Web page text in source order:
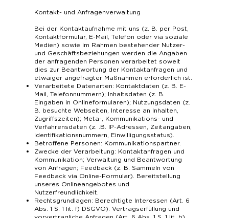
Kontakt- und Anfragenverwaltung
Bei der Kontaktaufnahme mit uns (z. B. per Post,
Kontaktformular, E-Mail, Telefon oder via soziale
Medien) sowie im Rahmen bestehender Nutzer-
und Geschäftsbeziehungen werden die Angaben
der anfragenden Personen verarbeitet soweit
dies zur Beantwortung der Kontaktanfragen und
etwaiger angefragter Maßnahmen erforderlich ist.
Verarbeitete Datenarten: Kontaktdaten (z. B. E-
Mail, Telefonnummern); Inhaltsdaten (z. B.
Eingaben in Onlineformularen); Nutzungsdaten (z.
B. besuchte Webseiten, Interesse an Inhalten,
Zugriffszeiten); Meta-, Kommunikations- und
Verfahrensdaten (z. .B. IP-Adressen, Zeitangaben,
Identifikationsnummern, Einwilligungsstatus).
Betroffene Personen: Kommunikationspartner.
Zwecke der Verarbeitung: Kontaktanfragen und
Kommunikation; Verwaltung und Beantwortung
von Anfragen; Feedback (z. B. Sammeln von
Feedback via Online-Formular). Bereitstellung
unseres Onlineangebotes und
Nutzerfreundlichkeit.
Rechtsgrundlagen: Berechtigte Interessen (Art. 6
Abs. 1 S. 1 lit. f) DSGVO). Vertragserfüllung und